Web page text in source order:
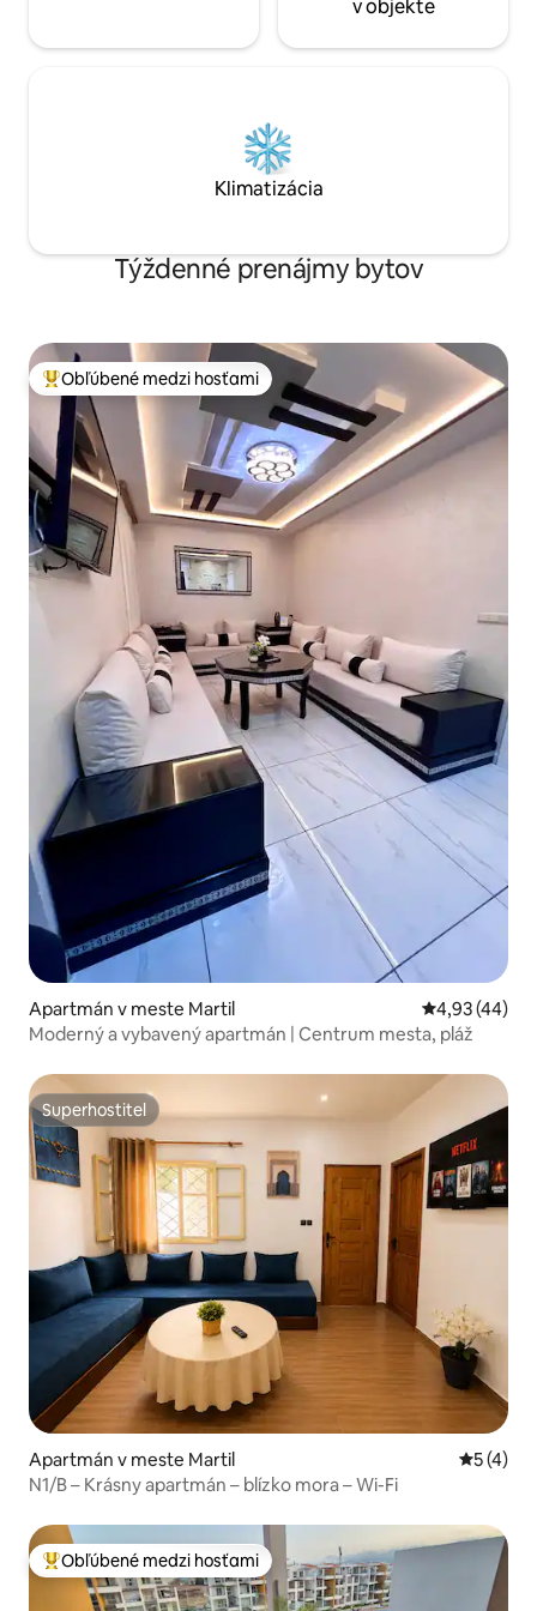
v objekte
Klimatizácia
Týždenné prenájmy bytov
Najobľúbenejšie medzi hosťami
Obľúbené medzi hosťami
Apartmán v meste Martil Priemerné
4,93 (44)
Moderný a vybavený apartmán | Centrum mesta, pláž
Superhostiteľ
Superhostiteľ
Apartmán v meste Martil
5 (4)
N1/B – Krásny apartmán – blízko mora – Wi-Fi
Najobľúbenejšie medzi hosťami
Obľúbené medzi hosťami